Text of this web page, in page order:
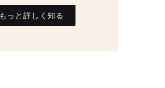
もっと詳しく知る